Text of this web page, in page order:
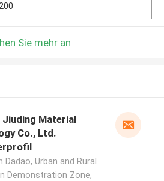
Sie mehr an
Jiuding Material
Co., Ltd.
Dadao, Urban and Rural
Demonstration Zone,